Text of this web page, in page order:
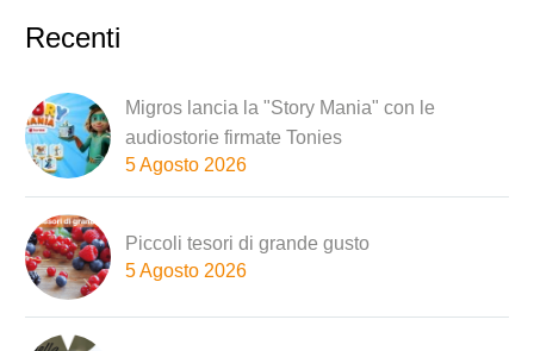
Recenti
Migros lancia la "Story Mania" con le
audiostorie firmate Tonies
5 Agosto 2026
Piccoli tesori di grande gusto
5 Agosto 2026